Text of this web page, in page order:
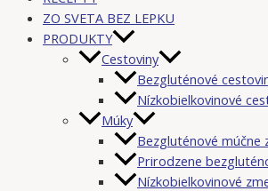
ZO SVETA BEZ LEPKU
PRODUKTY
Cestoviny
Bezgluténové
Nízkobielkovinové
Múky
Bezgluténové múčne
Prirodzene
Nízkobielkovinové